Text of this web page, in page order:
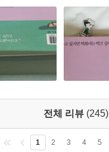
전체 리뷰 (245)
1 2 3 4 5